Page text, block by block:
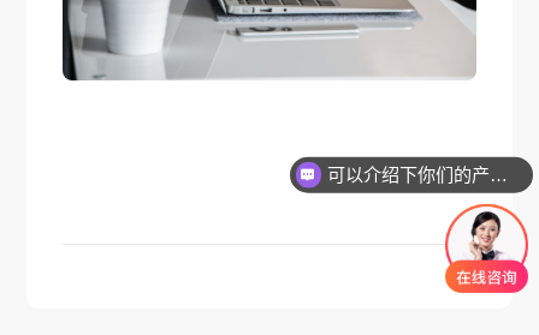
可以介绍下你们的产品么